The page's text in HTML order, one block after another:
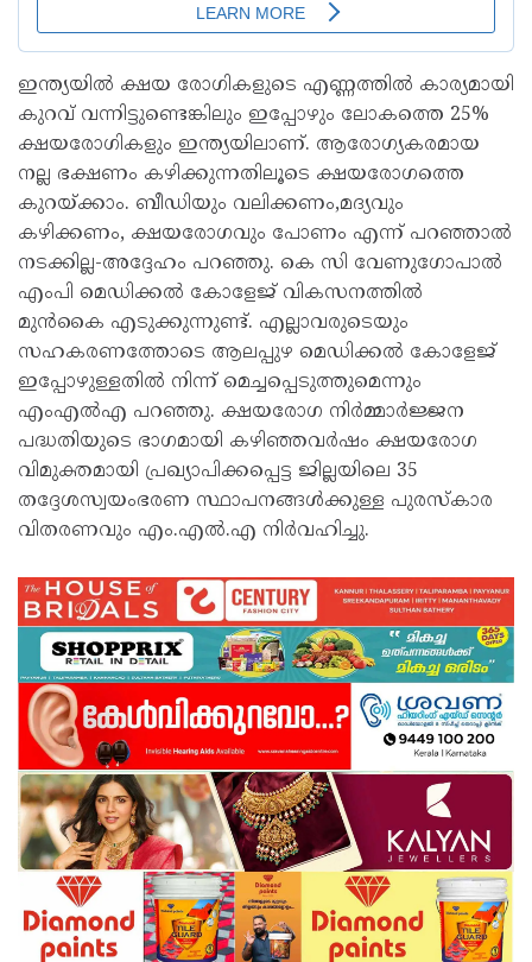
ഇന്ത്യയിൽ ക്ഷയ രോഗികളുടെ എണ്ണത്തിൽ കാര്യമായി
കുറവ് വന്നിട്ടുണ്ടെങ്കിലും ഇപ്പോഴും ലോകത്തെ 25%
ക്ഷയരോഗികളും ഇന്ത്യയിലാണ്. ആരോഗ്യകരമായ
നല്ല ഭക്ഷണം കഴിക്കുന്നതിലൂടെ ക്ഷയരോഗത്തെ
കുറയ്ക്കാം. ബീഡിയും വലിക്കണം,മദ്യവും
കഴിക്കണം, ക്ഷയരോഗവും പോണം എന്ന് പറഞ്ഞാൽ
നടക്കില്ല-അദ്ദേഹം പറഞ്ഞു. കെ സി വേണുഗോപാൽ
എംപി മെഡിക്കൽ കോളേജ് വികസനത്തിൽ
മുൻകൈ എടുക്കുന്നുണ്ട്. എല്ലാവരുടെയും
സഹകരണത്തോടെ ആലപ്പുഴ മെഡിക്കൽ കോളേജ്
ഇപ്പോഴുള്ളതിൽ നിന്ന് മെച്ചപ്പെടുത്തുമെന്നും
എംഎൽഎ പറഞ്ഞു. ക്ഷയരോഗ നിർമ്മാർജ്ജന
പദ്ധതിയുടെ ഭാഗമായി കഴിഞ്ഞവർഷം ക്ഷയരോഗ
വിമുക്തമായി പ്രഖ്യാപിക്കപ്പെട്ട ജില്ലയിലെ 35
തദ്ദേശസ്വയംഭരണ സ്ഥാപനങ്ങൾക്കുള്ള പുരസ്കാര
വിതരണവും എം.എൽ.എ നിർവഹിച്ചു.